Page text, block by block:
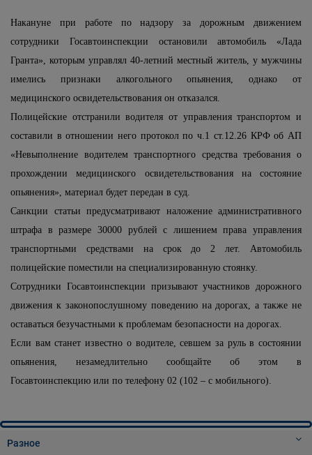
Накануне при работе по надзору за дорожным движением
сотрудники Госавтоинспекции остановили автомобиль «Лада
Гранта», которым управлял 40-летний местный житель, у мужчины
имелись признаки алкогольного опьянения, однако от
медицинского освидетельствования он отказался.
Полицейские отстранили водителя от управления транспортом и
составили в отношении него протокол по ч.1 ст.12.26 КРФ об АП
«Невыполнение водителем транспортного средства требования о
прохождении медицинского освидетельствования на состояние
опьянения», материал будет передан в суд.
Санкции статьи предусматривают наложение административного
штрафа в размере 30000 рублей с лишением права управления
транспортными средствами на срок до 2 лет. Автомобиль
полицейские поместили на специализированную стоянку.
Сотрудники Госавтоинспекции призывают участников дорожного
движения к законопослушному поведению на дорогах, а также не
оставаться безучастными к проблемам безопасности на дорогах.
Если вам станет известно о водителе, севшем за руль в состоянии
опьянения, незамедлительно сообщайте об этом в
Госавтоинспекцию или по телефону 02 (102 – с мобильного).
Разное